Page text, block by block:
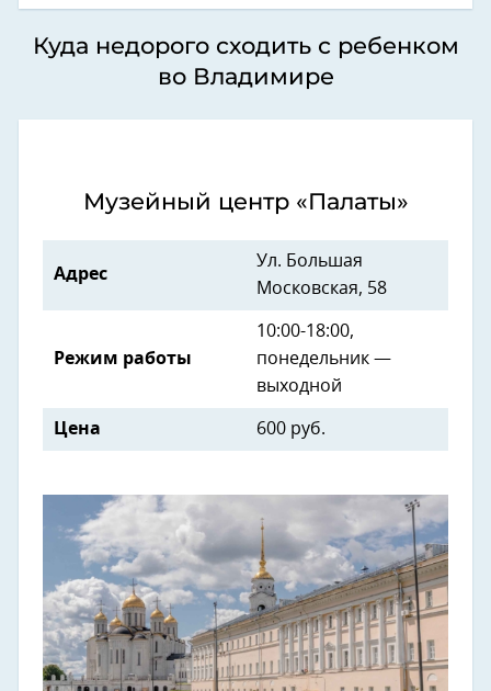
Куда недорого сходить с ребенком
во Владимире
Музейный центр «Палаты»
Адрес
Ул. Большая
Московская, 58
Режим работы
10:00-18:00,
понедельник —
выходной
Цена 600 руб.